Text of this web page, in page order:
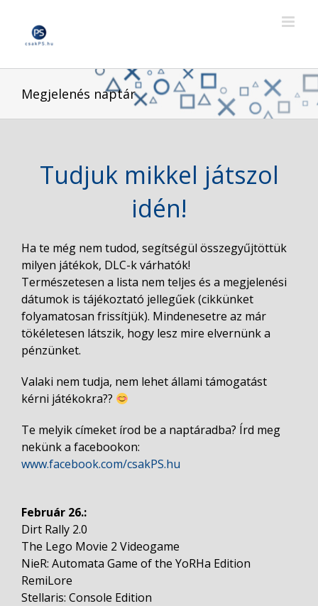
content
Megjelenés naptár
Tudjuk mikkel játszol
idén!
Ha te még nem tudod, segítségül összegyűjtöttük
milyen játékok, DLC-k várhatók!
Természetesen a lista nem teljes és a megjelenési
dátumok is tájékoztató jellegűek (cikkünket
folyamatosan frissítjük). Mindenesetre az már
tökéletesen látszik, hogy lesz mire elvernünk a
pénzünket.
Valaki nem tudja, nem lehet állami támogatást
kérni játékokra??
Te melyik címeket írod be a naptáradba? Írd meg
nekünk a facebookon:
www.facebook.com/csakPS.hu
Február 26.:
Dirt Rally 2.0
The Lego Movie 2 Videogame
NieR: Automata Game of the YoRHa Edition
RemiLore
Stellaris: Console Edition